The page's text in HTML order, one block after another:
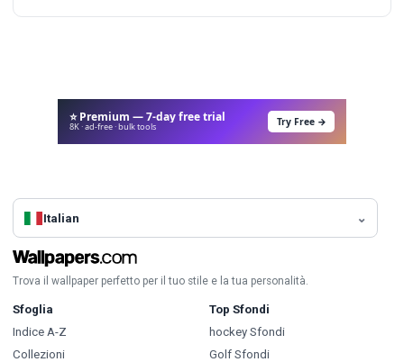
⭐ Premium — 7-day free trial
8K · ad-free · bulk tools Try Free →
Italian
Trova il wallpaper perfetto per il tuo stile e la tua personalità.
Sfoglia
Indice A-Z
Collezioni
Top Sfondi
hockey Sfondi
Golf Sfondi